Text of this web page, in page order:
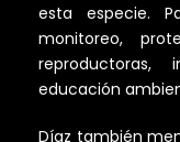
esta especie.
monitoreo,
reproductoras,
educación
Díaz también